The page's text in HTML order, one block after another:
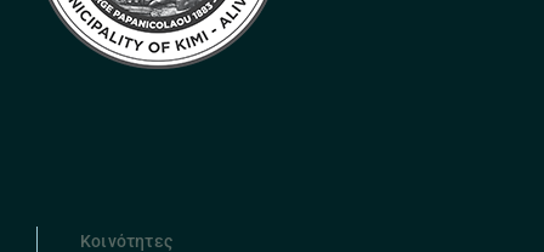
Κοινότητες